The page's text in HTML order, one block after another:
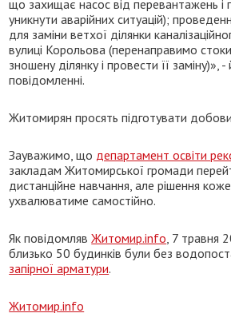
що захищає насос від перевантажень
уникнути аварійних ситуацій);
для заміни ветхої ділянки
вулиці Корольова (перенаправимо
зношену ділянку і провести її заміну)»,
повідомленні.
Житомирян просять підготувати
Зауважимо, що департамент освіти
закладам Житомирської громади
дистанційне навчання, але рішення
ухвалюватиме самостійно.
Як повідомлявЖитомир.info , 7 травня
близько 50 будинків були без
запірної арматури.
Житомир.info